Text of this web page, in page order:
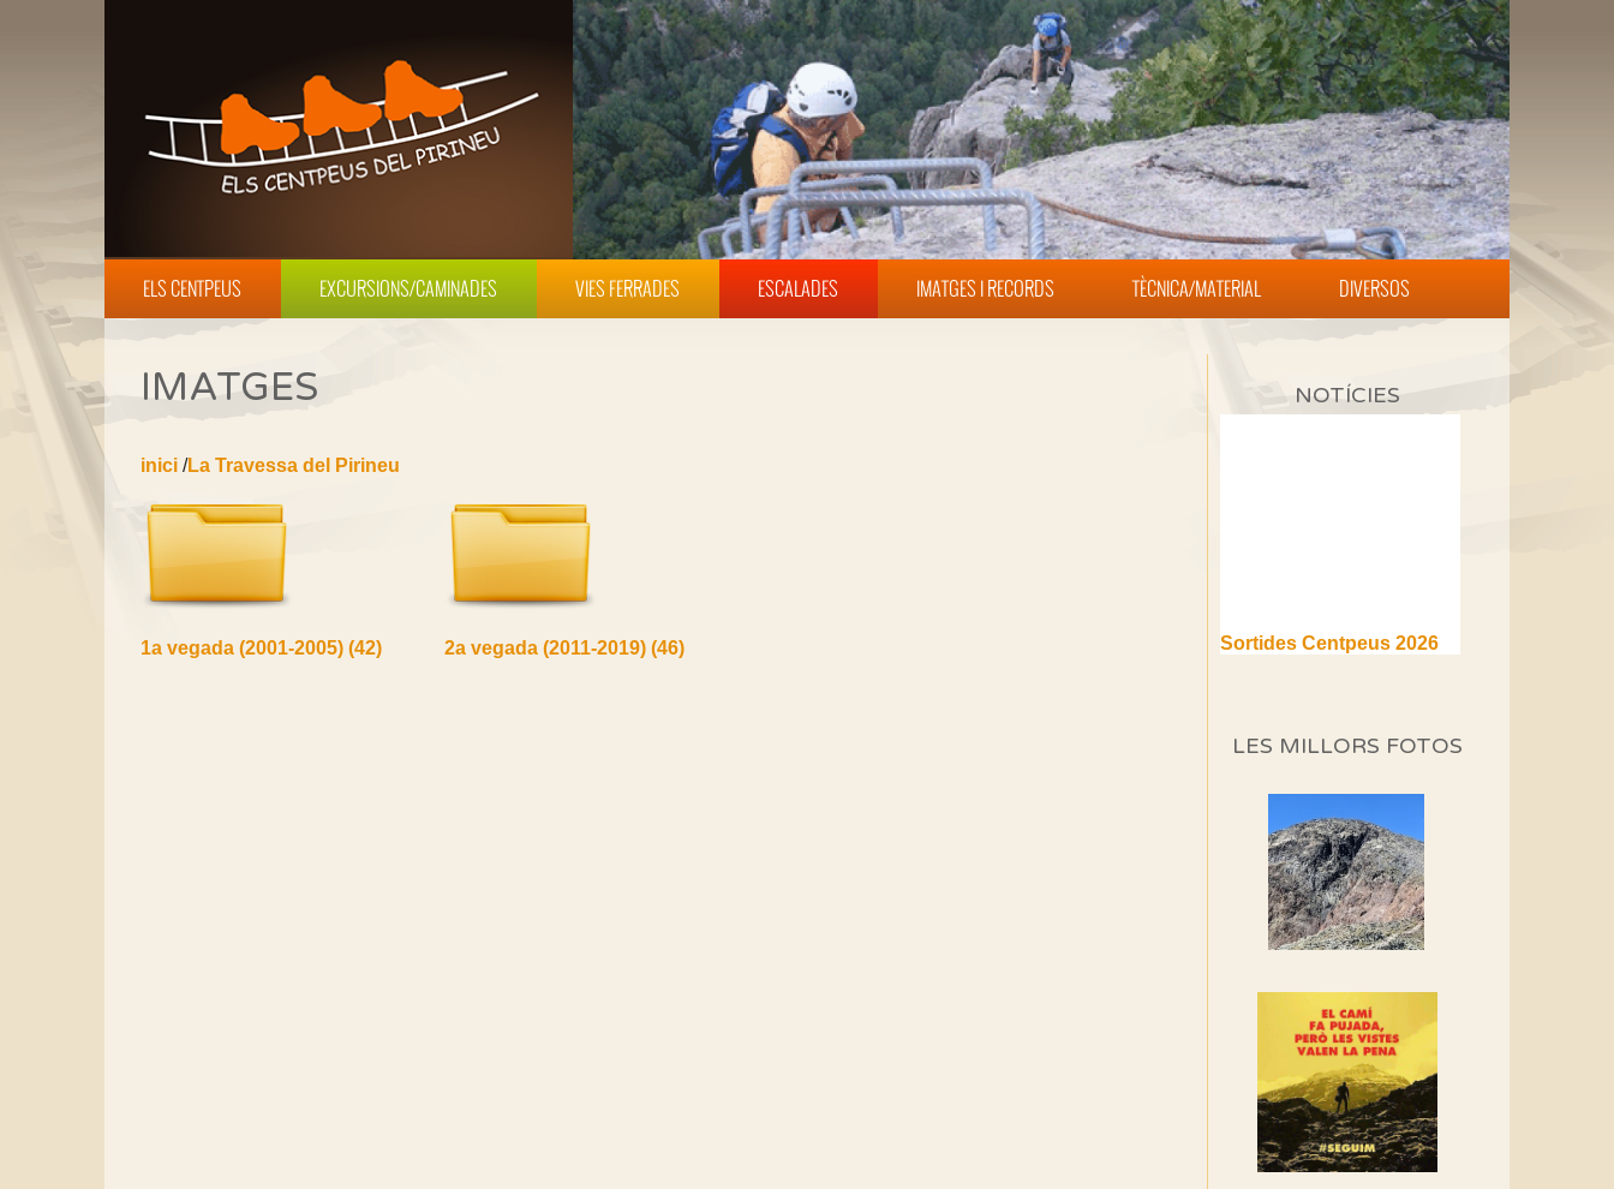
ELS CENTPEUS EXCURSIONS/CAMINADES VIES FERRADES ESCALADES IMATGES I RECORDS TÈCNICA/MATERIAL DIVERSOS
IMATGES
inici /La Travessa del Pirineu
1a vegada (2001-2005) (42) 2a vegada (2011-2019) (46)
NOTÍCIES
Sortides Centpeus 2026
(1a part)
alguna cosa hem de fer...
Els Centpeus signen el
Manifest a favor dels
Camins Vells
associació adhereix-te al
manifest!
Rebem un diploma dels
Amics de Sant Aniol
d'Aguja
Els Centpeus estem
LES MILLORS FOTOS